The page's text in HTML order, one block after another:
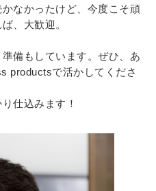
なかったけど、今度こそ頑
、大歓迎。
備もしています。ぜひ、あ
productsで活かしてくださ
仕込みます！